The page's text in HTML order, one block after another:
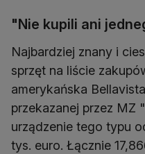
"Nie kupili ani
Najbardziej znany i
sprzęt na liście
amerykańska
przekazanej przez MZ
urządzenie tego typu
tys. euro. Łącznie